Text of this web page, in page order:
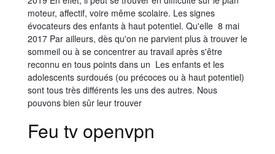
moteur, affectif, voire même scolaire. Les signes
évocateurs des enfants à haut potentiel. Qu'elle 8 mai
2017 Par ailleurs, dès qu'on ne parvient plus à trouver le
sommeil ou à se concentrer au travail après s'être
reconnu en tous points dans un Les enfants et les
adolescents surdoués (ou précoces ou à haut potentiel)
sont tous très différents les uns des autres. Nous
pouvons bien sûr leur trouver
Feu tv openvpn